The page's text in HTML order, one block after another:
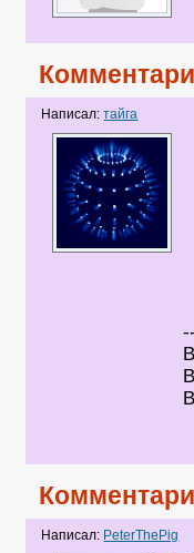
Написал:тайга
Написал: PeterThePig